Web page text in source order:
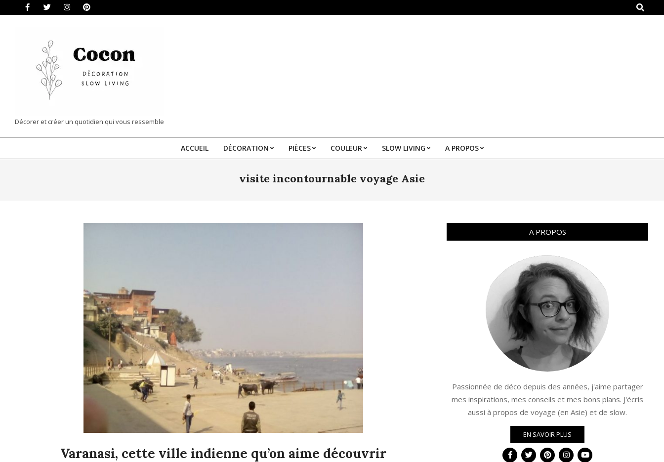
Search
COCON
|
DÉCORATION
Décorer et créer un quotidien qui vous ressemble
Primary
Menu
ACCUEIL DÉCORATION PIÈCES COULEUR SLOW LIVING A PROPOS
visite incontournable voyage Asie
Varanasi, cette ville indienne qu’on aime découvrir
A PROPOS
Passionnée de déco depuis des années, j'aime partager
mes inspirations, mes conseils et mes bons plans. J'écris
aussi à propos de voyage (en Asie) et de slow.
EN SAVOIR PLUS